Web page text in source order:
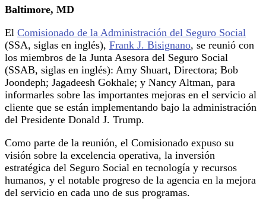
Baltimore, MD
El Comisionado de la Administración del Seguro Social
(SSA, siglas en inglés), Frank J. Bisignano, se reunió con
los miembros de la Junta Asesora del Seguro Social
(SSAB, siglas en inglés): Amy Shuart, Directora; Bob
Joondeph; Jagadeesh Gokhale; y Nancy Altman, para
informarles sobre las importantes mejoras en el servicio al
cliente que se están implementando bajo la administración
del Presidente Donald J. Trump.
Como parte de la reunión, el Comisionado expuso su
visión sobre la excelencia operativa, la inversión
estratégica del Seguro Social en tecnología y recursos
humanos, y el notable progreso de la agencia en la mejora
del servicio en cada uno de sus programas.